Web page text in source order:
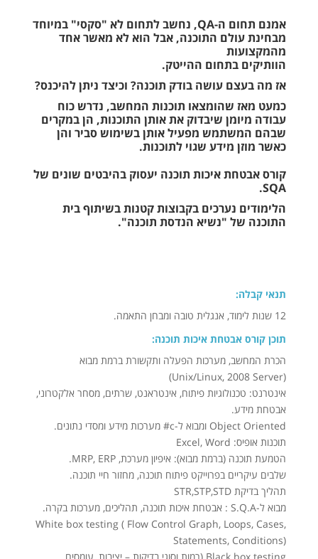
אמנם תחום ה-QA, נחשב לתחום לא "סקסי" במיוחד
מבחינת עולם התוכנה, אבל הוא לא מאשר אחד
מהמקצועות
הוותיקים בתחום ההייטק.
אז מה בעצם עושה בודק תוכנה? וכיצד ניתן להיכנס?
כמעט מאז שהומצאו תוכנות המחשב, נדרש כוח
עבודה מיומן שיבדוק את אותן התוכנות, הן במקרים
שבהם המשתמש מפעיל אותן בשימוש סביר והן
כאשר מוזן מידע שגוי לתוכנות.
קורס אבטחת איכות תוכנה יעסוק בהיבטים שונים של
SQA.
הלימודים נערכים בקבוצות קטנות בשיתוף בית
התוכנה של "נשיא הנדסת תוכנה".
תנאי קבלה:
12 שנות לימוד, אנגלית טובה ומבחן התאמה.
תוכן קורס אבטחת איכות תוכנה:
הכרת המחשב, מערכות הפעלה ותקשורת ברמת מבוא
(Unix/Linux, 2008 Server)
אינטרנט: טכנולוגיות פיתוח, אינטראנט, שרתים, מסחר אלקטרוני,
אבטחת מידע.
Object Oriented ומבוא ל-c# מערכות מידע ומסדי נתונים.
תוכנות אופיס: Excel, Word
הטמעת תוכנה (ברמת מבוא): איפיון מערכת, MRP, ERP.
שלבים עיקריים בפרוייקט פיתוח תוכנה, מחזור חיי תוכנה.
תהליך בדיקת STR,STP,STD
מבוא ל-S.Q.A : אבטחת איכות תוכנה, תהליכים, מערכות בקרה.
White box testing ( Flow Control Graph, Loops, Cases,
Statements, Conditions)